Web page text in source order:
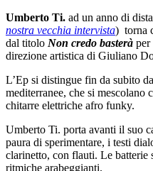
Umberto Ti. ad un anno di
nostra vecchia intervista) torna
dal titolo Non credo basterà per
direzione artistica di Giuliano
L’Ep si distingue fin da subito
mediterranee, che si mescolano
chitarre elettriche afro funky.
Umberto Ti. porta avanti il suo
paura di sperimentare, i testi
clarinetto, con flauti. Le batterie
ritmiche arabeggianti.